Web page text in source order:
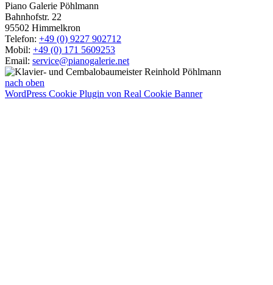
Piano Galerie Pöhlmann
Bahnhofstr. 22
95502 Himmelkron
Telefon: +49 (0) 9227 902712
Mobil: +49 (0) 171 5609253
Email: service@pianogalerie.net
nach oben
WordPress Cookie Plugin von Real Cookie Banner